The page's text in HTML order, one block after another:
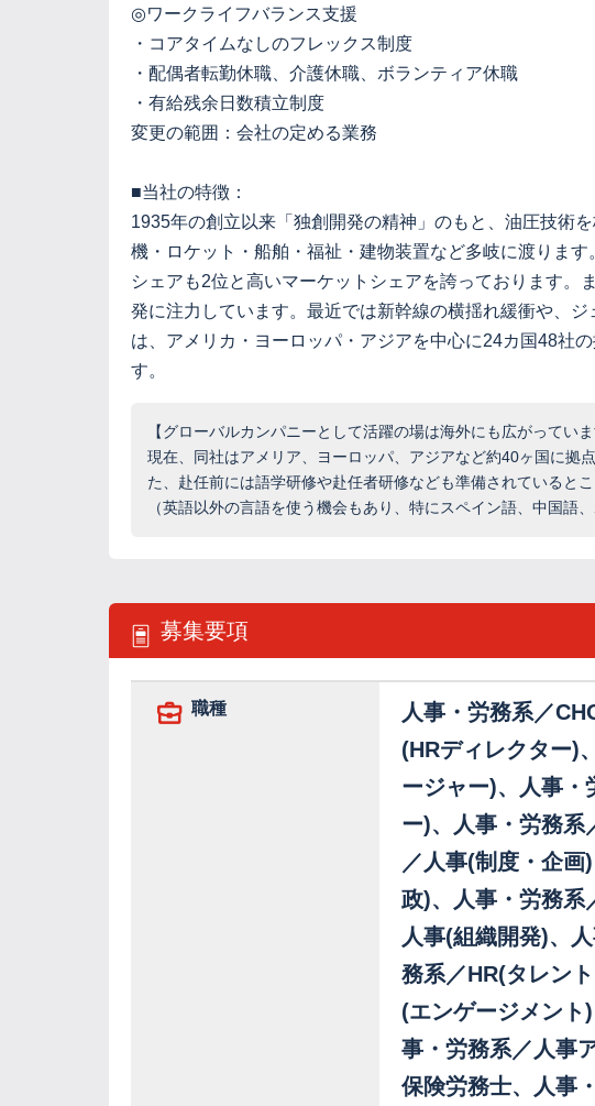
◎ワークライフバランス支援
・コアタイムなしのフレックス制度
・配偶者転勤休職、介護休職、ボランティア休職
・有給残余日数積立制度
変更の範囲：会社の定める業務
■当社の特徴：
1935年の創立以来「独創開発の精神」のもと、油圧技術
機・ロケット・船舶・福祉・建物装置など多岐に渡りま
シェアも2位と高いマーケットシェアを誇っております
発に注力しています。最近では新幹線の横揺れ緩衝や、
は、アメリカ・ヨーロッパ・アジアを中心に24カ国48社
す。
【グローバルカンパニーとして活躍の場は海外にも広がっていま
現在、同社はアメリア、ヨーロッパ、アジアなど約40ヶ国に拠
た、赴任前には語学研修や赴任者研修なども準備されているとこ
（英語以外の言語を使う機会もあり、特にスペイン語、中国語
募集要項
職種
人事・労務系／
(HRディレクター)
ージャー)、人事・
ー)、人事・労務系
／人事(制度・企
政)、人事・労務系
人事(組織開発)、
務系／HR(タレン
(エンゲージメント
事・労務系／人事
保険労務士、人事